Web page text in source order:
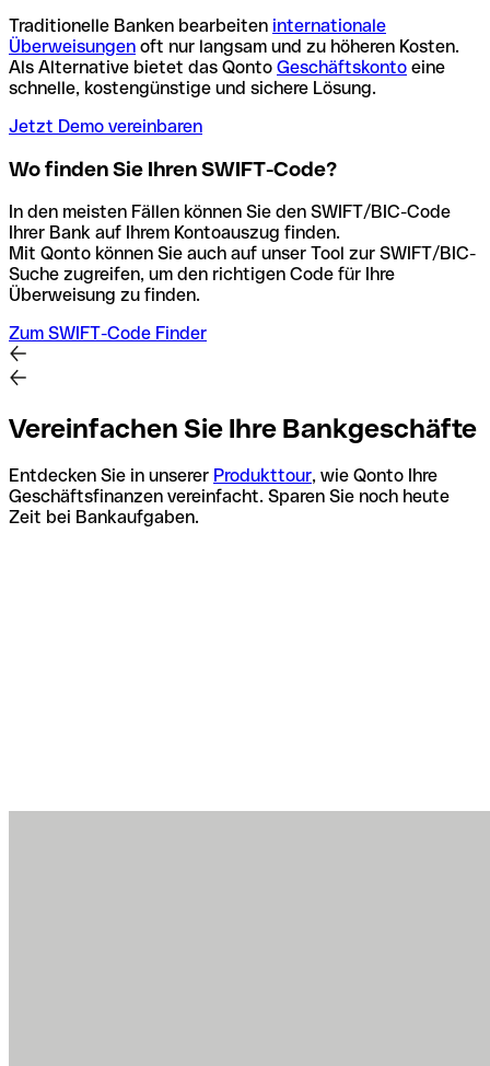
Traditionelle Banken bearbeiten internationale
Überweisungen oft nur langsam und zu höheren Kosten.
Als Alternative bietet das Qonto Geschäftskonto eine
schnelle, kostengünstige und sichere Lösung.
Jetzt Demo vereinbaren
Wo finden Sie Ihren SWIFT-Code?
In den meisten Fällen können Sie den SWIFT/BIC-Code
Ihrer Bank auf Ihrem Kontoauszug finden.
Mit Qonto können Sie auch auf unser Tool zur SWIFT/BIC-
Suche zugreifen, um den richtigen Code für Ihre
Überweisung zu finden.
Zum SWIFT-Code Finder
Vereinfachen Sie Ihre Bankgeschäfte
Entdecken Sie in unserer Produkttour, wie Qonto Ihre
Geschäftsfinanzen vereinfacht. Sparen Sie noch heute
Zeit bei Bankaufgaben.